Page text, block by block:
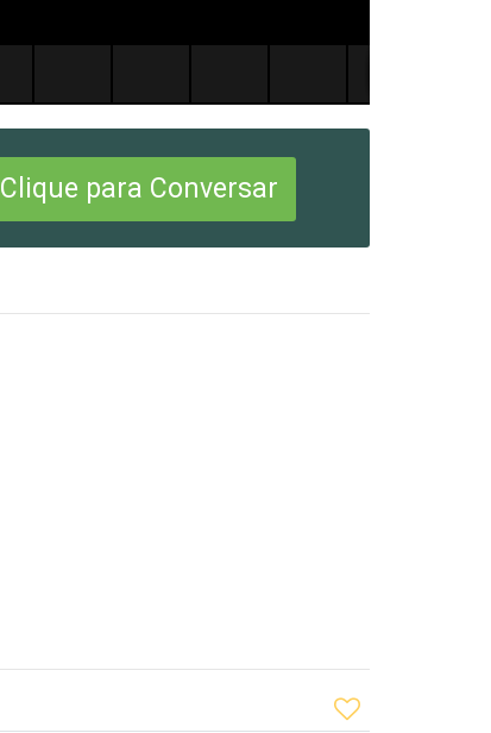
Clique para Conversar